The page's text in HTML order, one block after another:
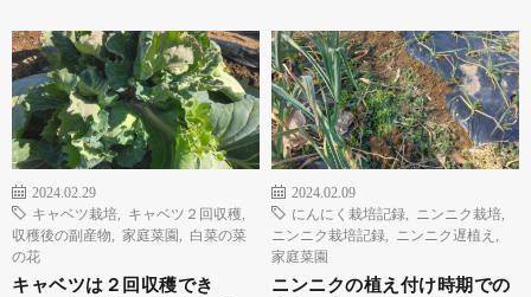
2024.02.29
キャベツ栽培
キャベツ２回収穫
収穫後の副産物
家庭菜園
白菜の菜
の花
キャベツは２回収穫でき
2024.02.09
にんにく栽培記録
ニンニク栽培
ニンニク栽培記録
ニンニク遅植え
家庭菜園
ニンニクの植え付け時期での